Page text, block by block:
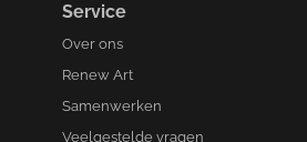
Service
Over ons
Renew Art
Samenwerken
Veelgestelde vragen